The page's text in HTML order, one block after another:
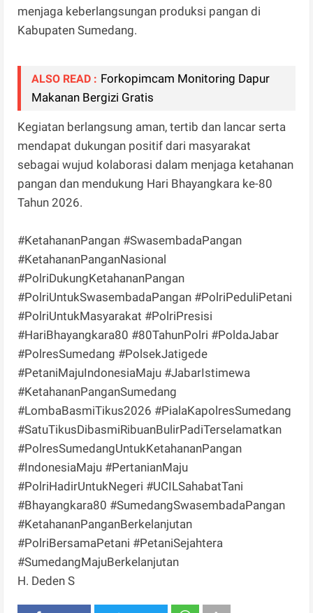
menjaga keberlangsungan produksi pangan di
Kabupaten Sumedang.
ALSO READ : Forkopimcam Monitoring Dapur
Makanan Bergizi Gratis
Kegiatan berlangsung aman, tertib dan lancar serta
mendapat dukungan positif dari masyarakat
sebagai wujud kolaborasi dalam menjaga ketahanan
pangan dan mendukung Hari Bhayangkara ke-80
Tahun 2026.
#KetahananPangan #SwasembadaPangan
#KetahananPanganNasional
#PolriDukungKetahananPangan
#PolriUntukSwasembadaPangan #PolriPeduliPetani
#PolriUntukMasyarakat #PolriPresisi
#HariBhayangkara80 #80TahunPolri #PoldaJabar
#PolresSumedang #PolsekJatigede
#PetaniMajuIndonesiaMaju #JabarIstimewa
#KetahananPanganSumedang
#LombaBasmiTikus2026 #PialaKapolresSumedang
#SatuTikusDibasmiRibuanBulirPadiTerselamatkan
#PolresSumedangUntukKetahananPangan
#IndonesiaMaju #PertanianMaju
#PolriHadirUntukNegeri #UCILSahabatTani
#Bhayangkara80 #SumedangSwasembadaPangan
#KetahananPanganBerkelanjutan
#PolriBersamaPetani #PetaniSejahtera
#SumedangMajuBerkelanjutan
H. Deden S